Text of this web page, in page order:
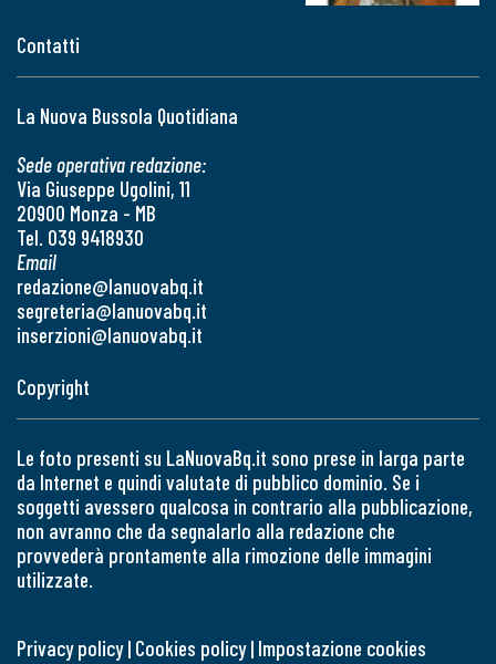
Contatti
La Nuova Bussola Quotidiana
Sede operativa redazione:
Via Giuseppe Ugolini, 11
20900 Monza - MB
Tel. 039 9418930
Email
redazione@lanuovabq.it
segreteria@lanuovabq.it
inserzioni@lanuovabq.it
Copyright
Le foto presenti su LaNuovaBq.it sono prese in larga parte
da Internet e quindi valutate di pubblico dominio. Se i
soggetti avessero qualcosa in contrario alla pubblicazione,
non avranno che da segnalarlo alla redazione che
provvederà prontamente alla rimozione delle immagini
utilizzate.
Privacy policy| Cookies policy| Impostazione cookies